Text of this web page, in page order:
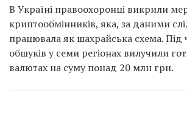
В Україні правоохоронці викрили
криптообмінників, яка, за даними
працювала як шахрайська схема. Під
обшуків у семи регіонах вилучили
валютах на суму понад 20 млн грн.